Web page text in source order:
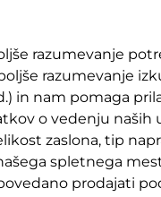
razumevanje
razumevanje
in nam pomaga
o vedenju naših
zaslona, tip
spletnega
prodajati